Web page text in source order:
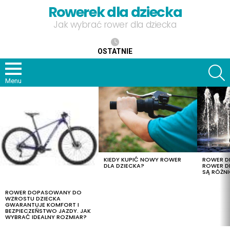
Rowerek dla dziecka
Jak wybrać rower dla dziecka
OSTATNIE
Menu
ROWER DOPASOWANY DO
WZROSTU DZIECKA
GWARANTUJE KOMFORT I
BEZPIECZEŃSTWO JAZDY. JAK
WYBRAĆ IDEALNY ROZMIAR?
KIEDY KUPIĆ NOWY ROWER
DLA DZIECKA?
ROWER
ROWER
SĄ